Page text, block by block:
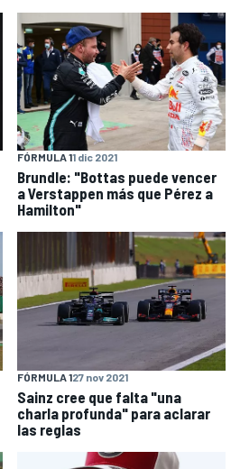
FÓRMULA 11 dic 2021
Brundle: "Bottas puede vencer
a Verstappen más que Pérez a
Hamilton"
FÓRMULA 127 nov 2021
Sainz cree que falta "una
charla profunda" para aclarar
las reglas